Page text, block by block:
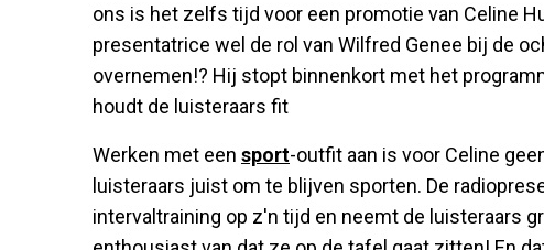
ons is het zelfs tijd voor een promotie van Celine
presentatrice wel de rol van Wilfred Genee bij de
overnemen!? Hij stopt binnenkort met het
houdt de luisteraars fit
Werken met een sport-outfit aan is voor Celine
luisteraars juist om te blijven sporten. De
intervaltraining op z'n tijd en neemt de luisteraars